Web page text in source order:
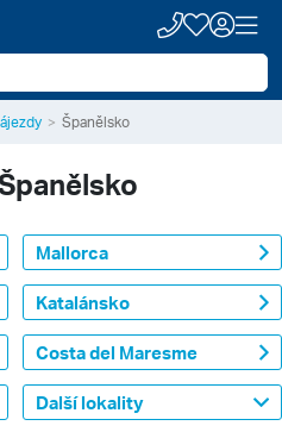
Španělsko
Mallorca
Katalánsko
Costa del Maresme
Další lokality